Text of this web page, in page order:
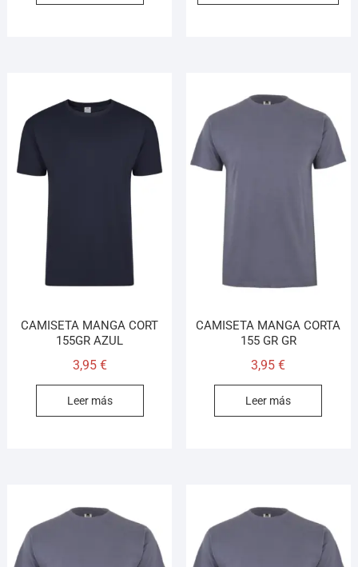
CAMISETA MANGA CORT
155GR AZUL
3,95 €
Leer más
CAMISETA MANGA CORTA
155 GR GR
3,95€
Leer más